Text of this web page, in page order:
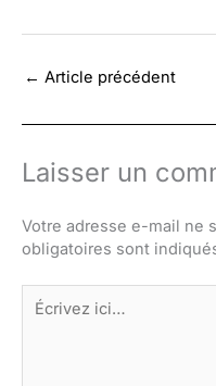
← Article précédent
Laisser un
Votre adresse e-mail ne
obligatoires sont
Écrivez
ici…